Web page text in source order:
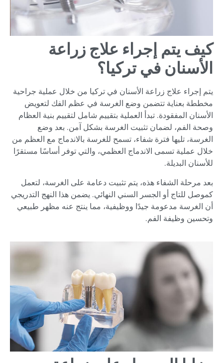
كيف يتم إجراء علاج زراعة
الأسنان في تركيا؟
يتم إجراء علاج زراعة الأسنان في تركيا من خلال عملية جراحية
مخططة بعناية تتضمن وضع الغرسة في عظم الفك لتعويض
الأسنان المفقودة. تبدأ العملية بتقييم شامل لتقييم بنية العظام
وصحة الفم، لضمان تثبيت الغرسة بشكل آمن. بعد وضع
الغرسة، تليها فترة شفاء، تسمح للغرسة بالاندماج مع العظم من
خلال عملية تسمى الاندماج العظمي، والتي توفر أساسًا مستقرًا
للأسنان البديلة.
بعد مرحلة الشفاء هذه، يتم تثبيت دعامة على الغرسة، لتعمل
كموصل للتاج أو الجسر السني النهائي. يضمن هذا النهج التدريجي
أن الغرسة مدعومة جيدًا ووظيفية، مما ينتج عنه مظهر طبيعي
وتحسين وظيفة الفم.